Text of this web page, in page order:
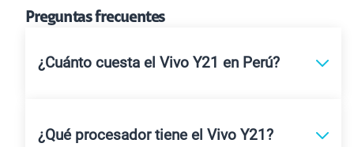
Preguntas frecuentes
¿Cuánto cuesta el Vivo Y21 en Perú?
¿Qué procesador tiene el Vivo Y21?